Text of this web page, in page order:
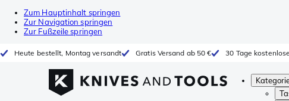
Zum Hauptinhalt springen
Zur Navigation springen
Zur Fußzeile springen
Heute bestellt, Montag versandt Gratis Versand ab 50 € 30 Tage